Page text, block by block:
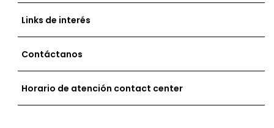
Links de interés
Contáctanos
Horario de atención contact center